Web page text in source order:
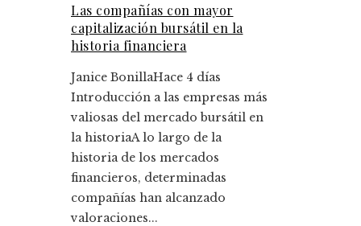
Las compañías con mayor
capitalización bursátil en la
historia financiera
Janice BonillaHace 4 días
Introducción a las empresas más
valiosas del mercado bursátil en
la historiaA lo largo de la
historia de los mercados
financieros, determinadas
compañías han alcanzado
valoraciones...